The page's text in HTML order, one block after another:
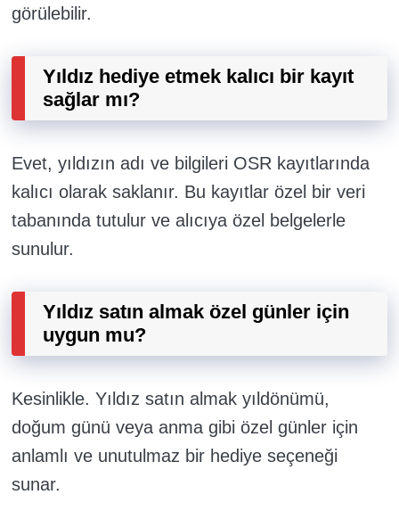
görülebilir.
Yıldız hediye etmek kalıcı bir kayıt
sağlar mı?
Evet, yıldızın adı ve bilgileri OSR kayıtlarında
kalıcı olarak saklanır. Bu kayıtlar özel bir veri
tabanında tutulur ve alıcıya özel belgelerle
sunulur.
Yıldız satın almak özel günler için
uygun mu?
Kesinlikle. Yıldız satın almak yıldönümü,
doğum günü veya anma gibi özel günler için
anlamlı ve unutulmaz bir hediye seçeneği
sunar.